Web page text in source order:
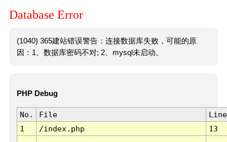
Database Error
(1040) 365建站错误警告：连接数据库失败，可能的原
因：1、数据库密码不对; 2、mysql未启动。
PHP Debug
No. File
Line
1
/index.php 13